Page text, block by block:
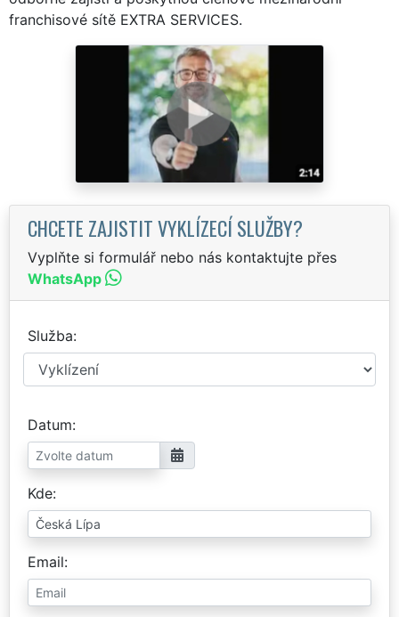
franchisové sítě EXTRA SERVICES.
CHCETE ZAJISTIT VYKLÍZECÍ SLUŽBY?
Vyplňte si formulář nebo nás kontaktujte přes
WhatsApp
Služba
Datum
Kde
Email